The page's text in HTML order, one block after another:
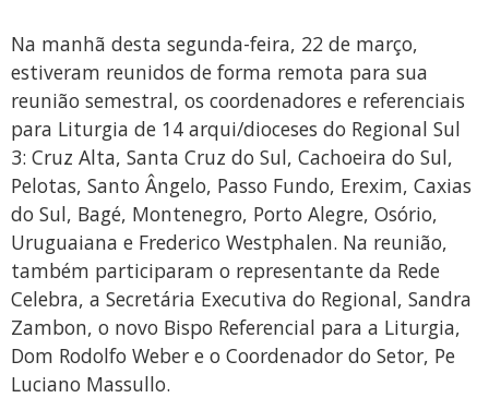
Na manhã desta segunda-feira, 22 de março,
estiveram reunidos de forma remota para sua
reunião semestral, os coordenadores e referenciais
para Liturgia de 14 arqui/dioceses do Regional Sul
3: Cruz Alta, Santa Cruz do Sul, Cachoeira do Sul,
Pelotas, Santo Ângelo, Passo Fundo, Erexim, Caxias
do Sul, Bagé, Montenegro, Porto Alegre, Osório,
Uruguaiana e Frederico Westphalen. Na reunião,
também participaram o representante da Rede
Celebra, a Secretária Executiva do Regional, Sandra
Zambon, o novo Bispo Referencial para a Liturgia,
Dom Rodolfo Weber e o Coordenador do Setor, Pe
Luciano Massullo.